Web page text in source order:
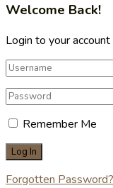
Welcome Back!
Login to your
Remember Me
Forgotten Password?